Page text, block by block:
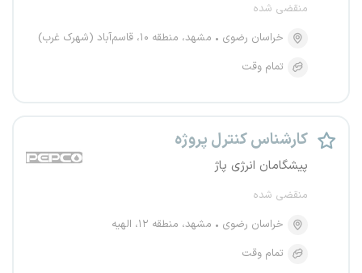
منقضی شده
خراسان رضوی
مشهد، منطقه ۱۰، قاسم‌آباد (شهرک غرب)
تمام وقت
کارشناس کنترل پروژه
پیشگامان انرژی پاژ
منقضی شده
خراسان رضوی
مشهد، منطقه ۱۲، الهیه
تمام وقت